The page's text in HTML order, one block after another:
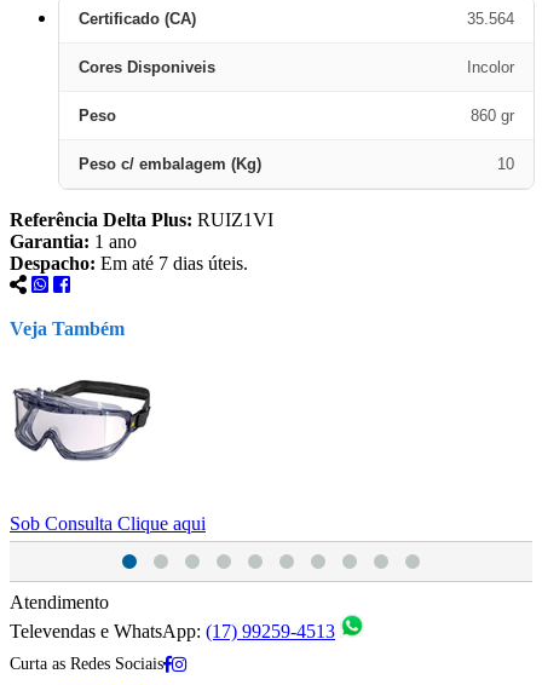
Certificado (CA) 35.564
Cores Disponiveis Incolor
Peso 860 gr
Peso c/ embalagem (Kg) 10
Referência Delta Plus: RUIZ1VI
Garantia: 1 ano
Despacho: Em até 7 dias úteis.
Veja Também
Sob Consulta Clique aqui
Atendimento
Televendas e WhatsApp: (17) 99259-4513
Curta as Redes Sociais